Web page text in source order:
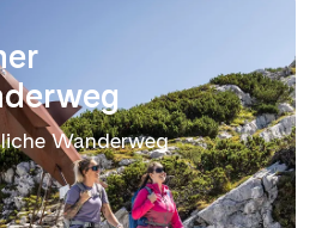
Wanderweg